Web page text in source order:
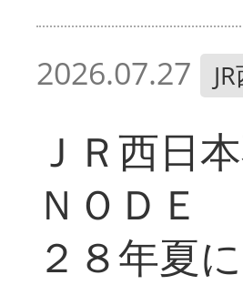
2026.07.27
ＪＲ西日
ＮＯＤＥ
２８年夏